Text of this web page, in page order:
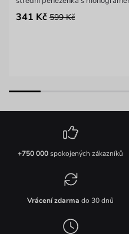
341 Kč 599 Kč
+750 000spokojených zákazníků
Vrácení zdarma do 30 dnů